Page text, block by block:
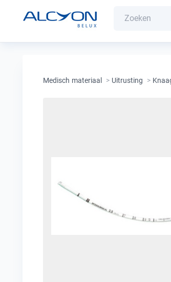
Medisch materiaal > Uitrusting >